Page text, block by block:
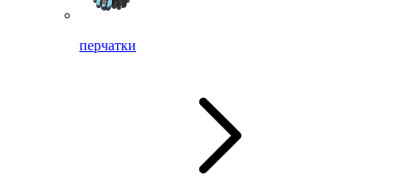
перчатки